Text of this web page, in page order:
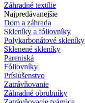
Záhradné textílie
Najpredávanejšie
Dom a záhrada
Skleníky a fóliovníky
Polykarbonátové skleníky
Sklenené skleníky
Pareniská
Fóliovníky
Príslušenstvo
Zatrávňovanie
Záhradné obrubníky